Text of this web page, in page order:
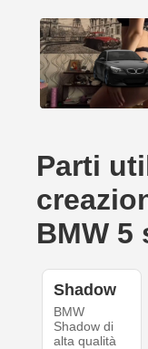
Parti
BMW 5
Shadow
BMW
Shadow di
alta qualità